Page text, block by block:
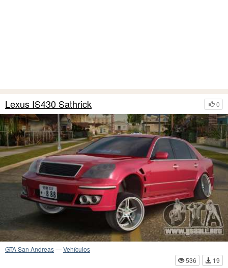
0
Lexus IS430 Sathrick
GTA San Andreas—Vehículos
536
19